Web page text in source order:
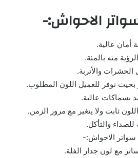
الاحواش:-
أمان عالية.
مئه بالمئة.
الحشرات والأتربة.
بحيث نوفر للعميل اللون المطلوب.
بسماكات عالية.
ثابت ولا يتغير مع مرور الزمن.
للصداء والتأكل.
الاحواش:-
مع لون جدار الفلة.